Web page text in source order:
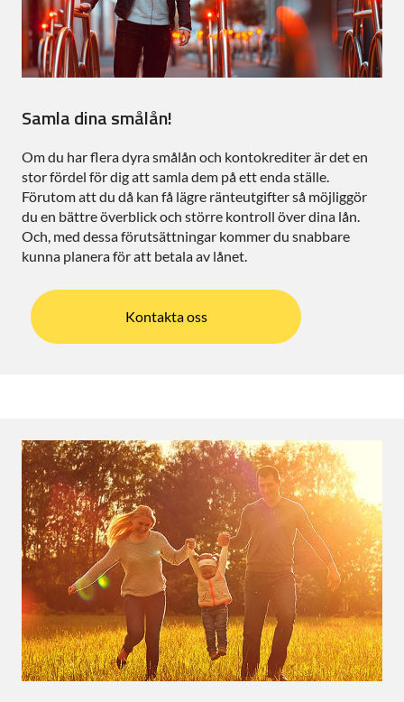
Samla dina smålån!
Om du har flera dyra smålån och kontokrediter är det en
stor fördel för dig att samla dem på ett enda ställe.
Förutom att du då kan få lägre ränteutgifter så möjliggör
du en bättre överblick och större kontroll över dina lån.
Och, med dessa förutsättningar kommer du snabbare
kunna planera för att betala av lånet.
Kontakta oss